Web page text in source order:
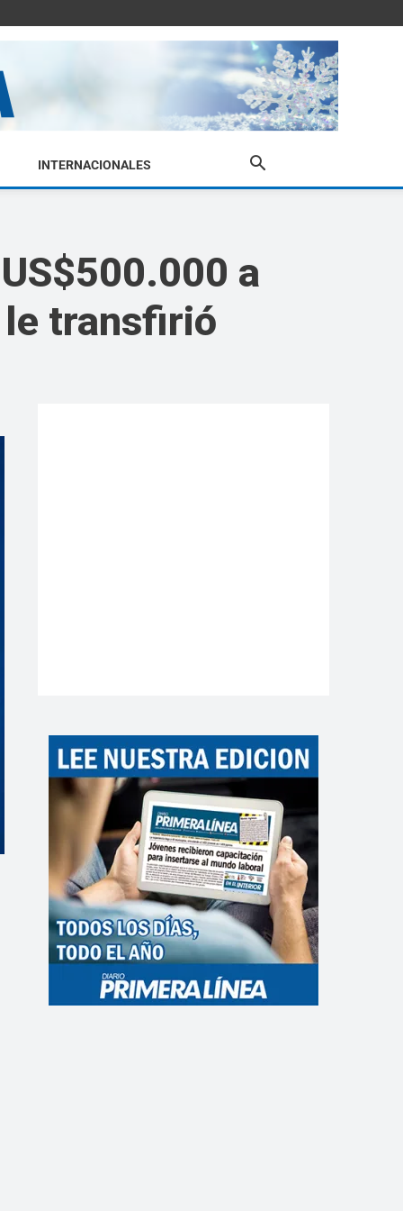
INTERNACIONALES
a
le transfirió